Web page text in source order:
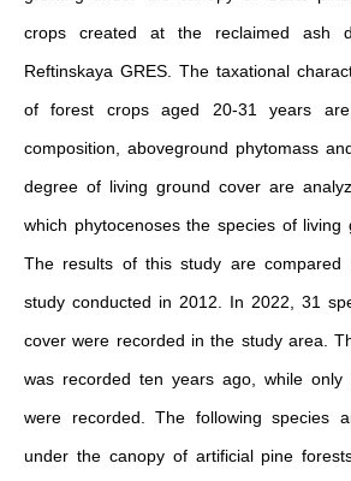
crops created at the reclaimed ash
Reftinskaya GRES. The taxational
of forest crops aged 20-31 years
composition, aboveground phytomass
degree of living ground cover are
which phytocenoses the species of living
The results of this study are
study conducted in 2012. In 2022, 31
cover were recorded in the study area.
was recorded ten years ago, while only
were recorded. The following species
under the canopy of artificial pine